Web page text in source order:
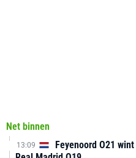
Net binnen
13:09
Feyenoord O21